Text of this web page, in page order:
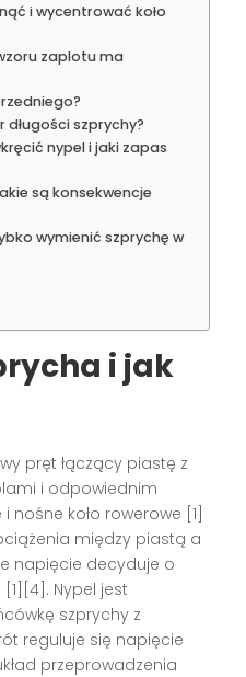
i wycentrować koło
zaplotu ma
szprychy?
nypel i jaki zapas
są konsekwencje
wymienić szprychę w
i jak
pręt łączący piastę z
i odpowiednim
koło rowerowe [1]
między piastą a
napięcie decyduje o
Nypel jest
szprychy z
reguluje się napięcie
przeprowadzenia